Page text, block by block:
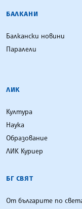
БАЛКАНИ
Балкански новини
Паралели
ЛИК
Култура
Наука
Образование
ЛИК Куриер
БГ СВЯТ
От българите по